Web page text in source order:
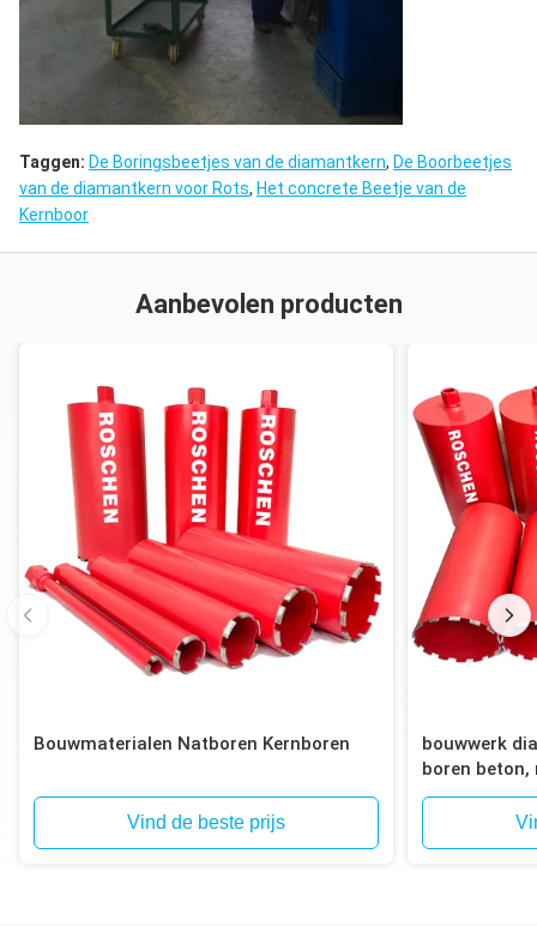
Taggen: De Boringsbeetjes van de diamantkern, De Boorbeetjes
van de diamantkern voor Rots, Het concrete Beetje van de
Kernboor
Aanbevolen producten
Bouwmaterialen Natboren Kernboren
Vind de beste prijs
bouwwerk
boren beton,
baksteen,